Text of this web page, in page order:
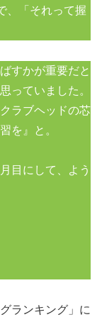
、「それって握
すかが重要だと
っていました。
ラブヘッドの芯
を』と。
目にして、よう
ランキング」に